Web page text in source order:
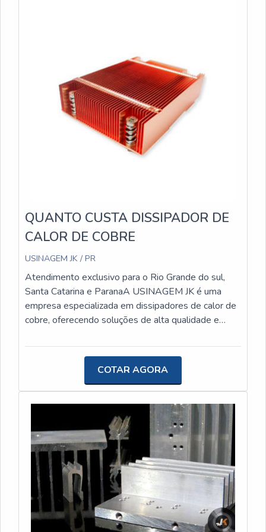
esses fatores, agregados a uma equipe
multidisciplinar de consultores associados e alta
qualidade, fecham o ciclo de entrega com excelência
para toda a carteira de clientes.
Além disso, a empresa oferece soluções
personalizadas de acordo com as necessidades de
cada cliente, garantindo a melhor relação custo-
benefício.Com um compromisso com a qualidade e a
inovação, a USINAGEM JK se destaca no mercado
pela excelência de seus produtos e serviços. Entre
em contato para saber mais sobre os dissipadores
de calor para painéis solares e solicitar um
QUANTO CUSTA DISSIPADOR DE
CALOR DE COBRE
USINAGEM JK / PR
Atendimento exclusivo para o Rio Grande do sul,
Santa Catarina e ParanaA USINAGEM JK é uma
empresa especializada em dissipadores de calor de
cobre, oferecendo soluções de alta qualidade e
O dissipador de calor de cobre é um componente
equipamentos eletrônicos, garantindo o bom
funcionamento e prolongando a vida útil dos
mesmos.O cobre é um material amplamente
utilizado na fabricação de dissipadores de calor
devido às suas excelentes propriedades condutoras
de calor. Além disso, o cobre é resistente à corrosão
e possui alta durabilidade, tornando-o uma escolha
ideal para dissipadores de calor.O preço de um
dissipador de calor de cobre pode variar
dependendo do tamanho, design e complexidade do
produto. É importante ressaltar que a USINAGEM
COTAR AGORA